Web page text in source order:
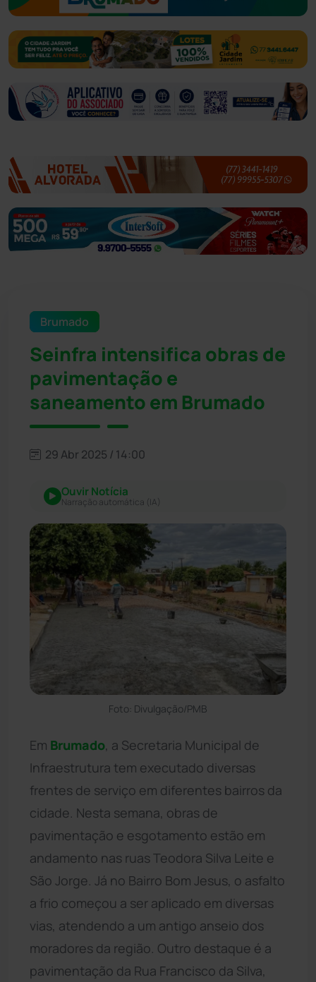
Brumado
Seinfra intensifica obras de
pavimentação e
saneamento em Brumado
29 Abr 2025 / 14:00
Ouvir Notícia
Narração automática (IA)
Foto: Divulgação/PMB
Em Brumado, a Secretaria Municipal de
Infraestrutura tem executado diversas
frentes de serviço em diferentes bairros da
cidade. Nesta semana, obras de
pavimentação e esgotamento estão em
andamento nas ruas Teodora Silva Leite e
São Jorge. Já no Bairro Bom Jesus, o asfalto
a frio começou a ser aplicado em diversas
vias, atendendo a um antigo anseio dos
moradores da região. Outro destaque é a
pavimentação da Rua Francisco da Silva,